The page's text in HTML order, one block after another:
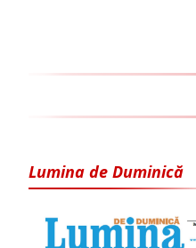
Lumina de Duminică